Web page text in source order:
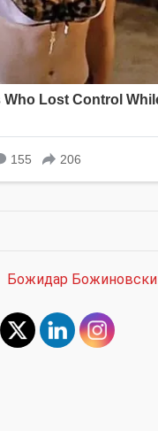
Божидар Божиновски